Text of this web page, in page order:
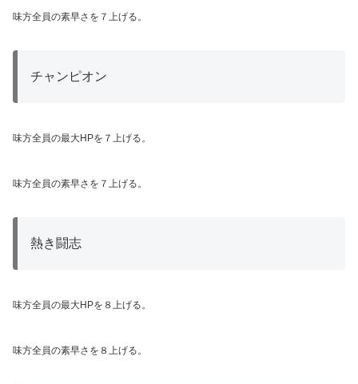
味方全員の素早さを７上げる。
チャンピオン
味方全員の最大HPを７上げる。
味方全員の素早さを７上げる。
熱き闘志
味方全員の最大HPを８上げる。
味方全員の素早さを８上げる。